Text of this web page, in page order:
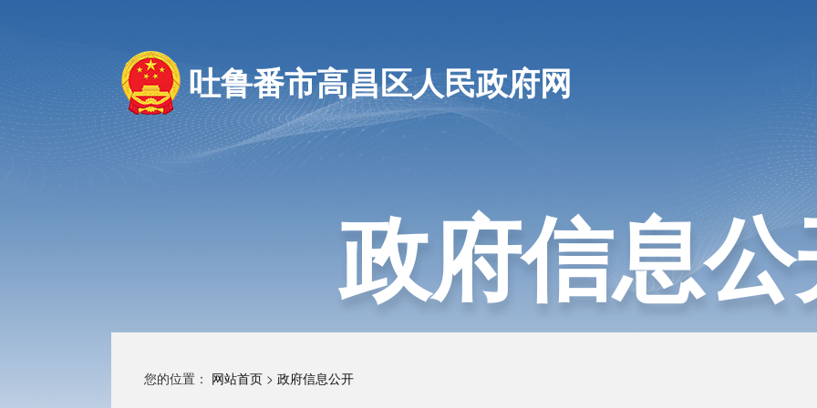
吐鲁番市高昌区人民政府网
政府信息
您的位置： 网站首页 > 政府信息公开